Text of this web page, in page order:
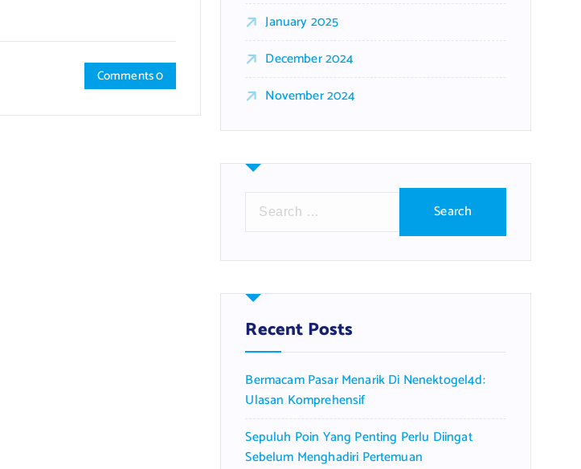
Comments 0
January 2025
December 2024
November 2024
r
h
f
o
:
Recent Posts
Bermacam Pasar Menarik Di Nenektogel4d:
Ulasan Komprehensif
Sepuluh Poin Yang Penting Perlu Diingat
Sebelum Menghadiri Pertemuan